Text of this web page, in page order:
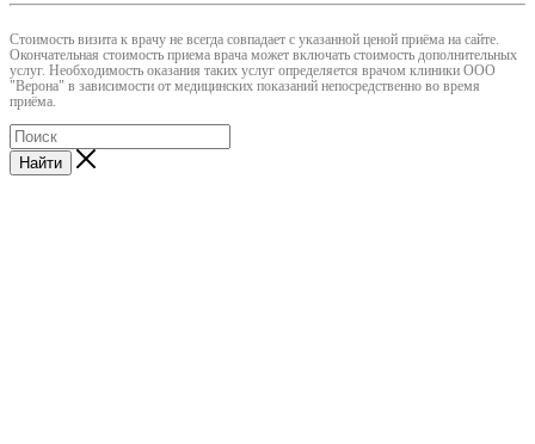
Cтоимость визита к врачу не всегда совпадает с указанной ценой приёма на сайте.
Окончательная стоимость приема врача может включать стоимость дополнительных
услуг. Необходимость оказания таких услуг определяется врачом клиники ООО
"Верона" в зависимости от медицинских показаний непосредственно во время
приёма.
Найти